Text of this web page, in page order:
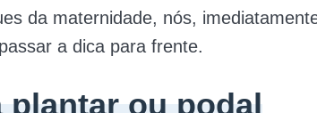
da maternidade, nós,
a dica para frente.
ou podal